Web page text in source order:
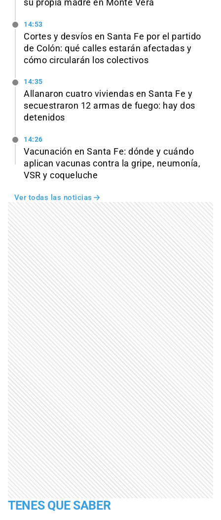
su propia madre en Monte Vera
14:53
Cortes y desvíos en Santa Fe por el partido
de Colón: qué calles estarán afectadas y
cómo circularán los colectivos
14:35
Allanaron cuatro viviendas en Santa Fe y
secuestraron 12 armas de fuego: hay dos
detenidos
14:26
Vacunación en Santa Fe: dónde y cuándo
aplican vacunas contra la gripe, neumonía,
VSR y coqueluche
Ver todas las noticias
TENES QUE SABER